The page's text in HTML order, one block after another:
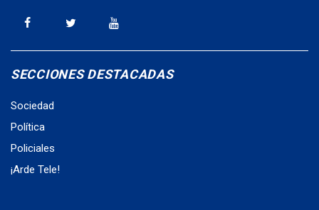
SECCIONES DESTACADAS
Sociedad
Política
Policiales
¡Arde Tele!